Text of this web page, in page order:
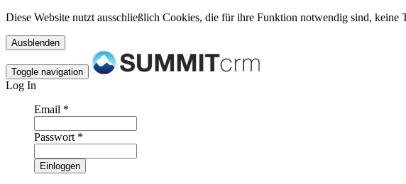
Diese Website nutzt ausschließlich Cookies, die für ihre Funktion notwendig sind, keine
Toggle navigation
Log In
Email *
Passwort *